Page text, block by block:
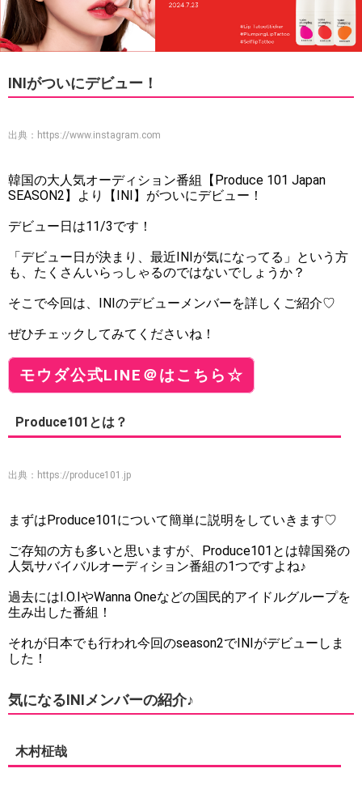
INIがついにデビュー！
出典： https://www.instagram.com
韓国の大人気オーディション番組【Produce 101 Japan
SEASON2】より【INI】がついにデビュー！
デビュー日は11/3です！
「デビュー日が決まり、最近INIが気になってる」という方
も、たくさんいらっしゃるのではないでしょうか？
そこで今回は、INIのデビューメンバーを詳しくご紹介♡
ぜひチェックしてみてくださいね！
モウダ公式LINE＠はこちら☆
Produce101とは？
出典： https://produce101.jp
まずはProduce101について簡単に説明をしていきます♡
ご存知の方も多いと思いますが、Produce101とは韓国発の
人気サバイバルオーディション番組の1つですよね♪
過去にはI.O.IやWanna Oneなどの国民的アイドルグループを
生み出した番組！
それが日本でも行われ今回のseason2でINIがデビューしま
した！
気になるINIメンバーの紹介♪
木村柾哉